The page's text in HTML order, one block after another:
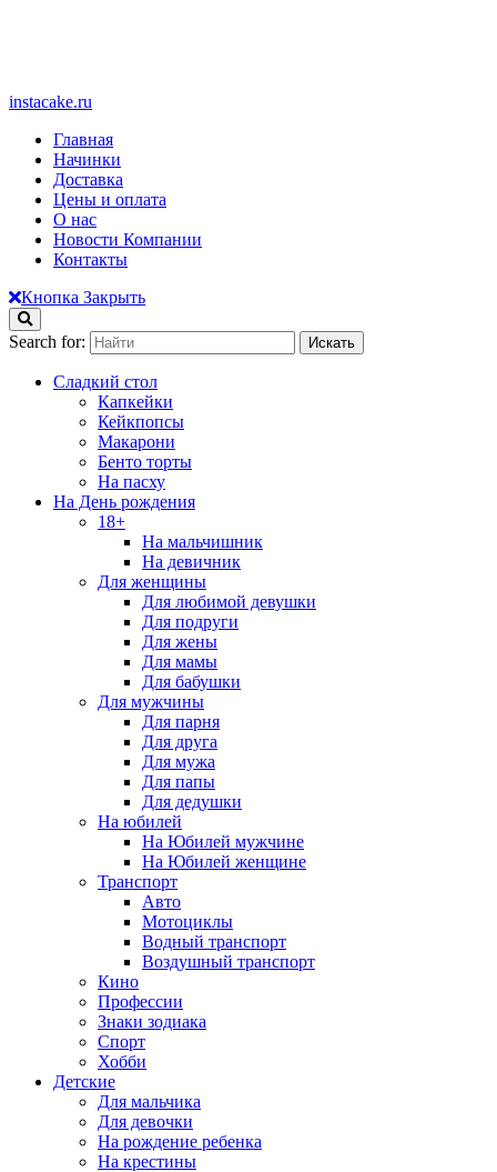
instacake.ru
Главная
Начинки
Доставка
Цены и оплата
О нас
Новости Компании
Контакты
Кнопка Закрыть
Search for:
Сладкий стол
Капкейки
Кейкпопсы
Макарони
Бенто торты
На пасху
На День рождения
18+
На мальчишник
На девичник
Для женщины
Для любимой девушки
Для подруги
Для жены
Для мамы
Для бабушки
Для мужчины
Для парня
Для друга
Для мужа
Для папы
Для дедушки
На юбилей
На Юбилей мужчине
На Юбилей женщине
Транспорт
Авто
Мотоциклы
Водный транспорт
Воздушный транспорт
Кино
Профессии
Знаки зодиака
Спорт
Хобби
Детские
Для мальчика
Для девочки
На рождение ребенка
На крестины